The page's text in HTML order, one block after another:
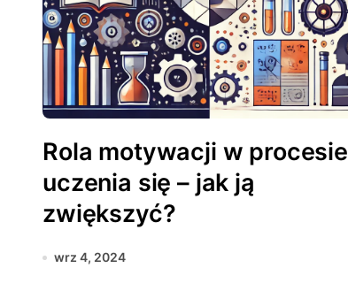
Rola motywacji w procesie
uczenia się – jak ją
zwiększyć?
wrz 4, 2024